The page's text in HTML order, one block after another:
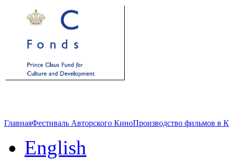
ГлавнаяФестиваль Авторского КиноПроизводство фильмов в
English